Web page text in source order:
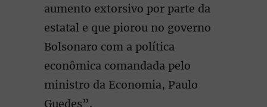
aumento extorsivo por parte da
estatal e que piorou no governo
Bolsonaro com a política
econômica comandada pelo
ministro da Economia, Paulo
Guedes”.